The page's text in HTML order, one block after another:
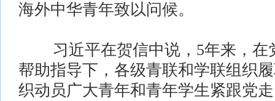
海外中华青年致以问候。
习近平在贺信中说，5年来，在
帮助指导下，各级青联和学联组织
织动员广大青年和青年学生紧跟党